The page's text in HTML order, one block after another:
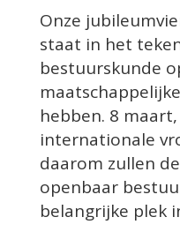
Onze
staat in het
bestuurskunde
hebben. 8
internationale
daarom zullen
openbaar
belangrijke plek